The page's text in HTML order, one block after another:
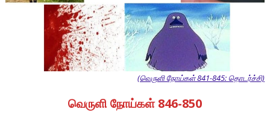
(வெருளி நோய்கள் 841-845: தொடர்ச்சி)
வெருளி நோய்கள் 846-850